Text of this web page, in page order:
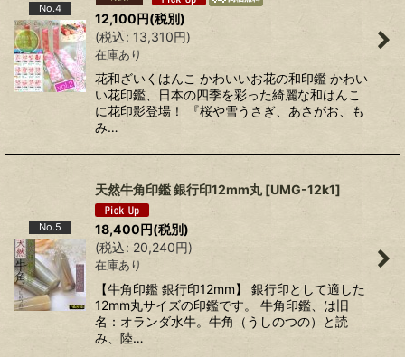
No.4
12,100円(税別)
(税込: 13,310円)
在庫あり
花和ざいくはんこ かわいいお花の和印鑑 かわい
い花印鑑、日本の四季を彩った綺麗な和はんこ
に花印影登場！ 『桜や雪うさぎ、あさがお、も
み…
No.5
天然牛角印鑑 銀行印12mm丸 [UMG-12k1]
18,400円(税別)
(税込: 20,240円)
在庫あり
【牛角印鑑 銀行印12mm】 銀行印として適した
12mm丸サイズの印鑑です。 牛角印鑑、は旧
名：オランダ水牛。牛角（うしのつの）と読
み、陸…